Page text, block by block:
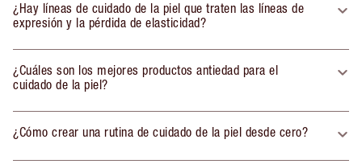
¿Hay líneas de cuidado de la piel que traten las líneas de
expresión y la pérdida de elasticidad?
¿Cuáles son los mejores productos antiedad para el
cuidado de la piel?
¿Cómo crear una rutina de cuidado de la piel desde cero?